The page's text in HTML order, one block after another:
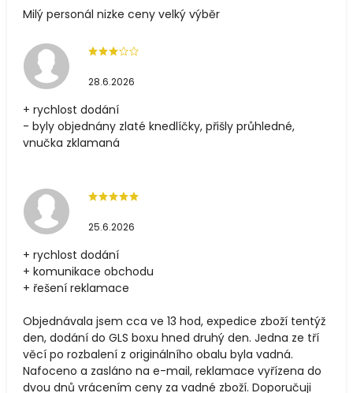
Milý personál nizke ceny velký výběr
28.6.2026
+ rychlost dodání
- byly objednány zlaté knedlíčky, přišly průhledné,
vnučka zklamaná
25.6.2026
+ rychlost dodání
+ komunikace obchodu
+ řešení reklamace
Objednávala jsem cca ve 13 hod, expedice zboží tentýž
den, dodání do GLS boxu hned druhý den. Jedna ze tří
věcí po rozbalení z originálního obalu byla vadná.
Nafoceno a zasláno na e-mail, reklamace vyřízena do
dvou dnů vrácením ceny za vadné zboží. Doporučuji